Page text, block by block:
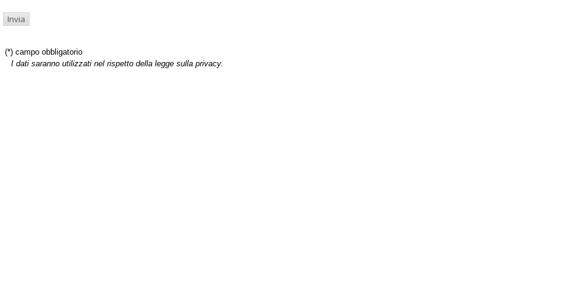
(*) campo obbligatorio
I dati saranno utilizzati nel rispetto della legge sulla privacy.